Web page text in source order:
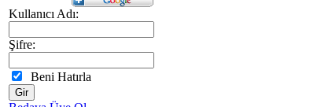
Kullanıcı Adı:
Şifre:
Beni Hatırla